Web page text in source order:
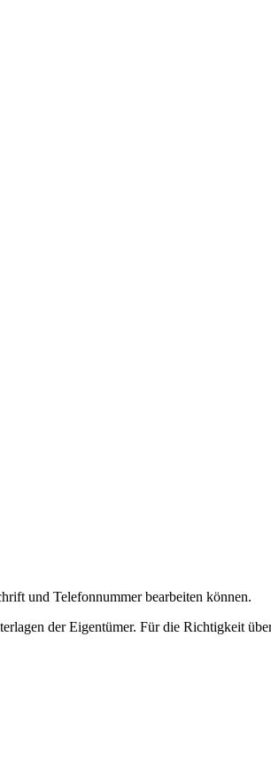
und Telefonnummer bearbeiten können.
der Eigentümer. Für die Richtigkeit